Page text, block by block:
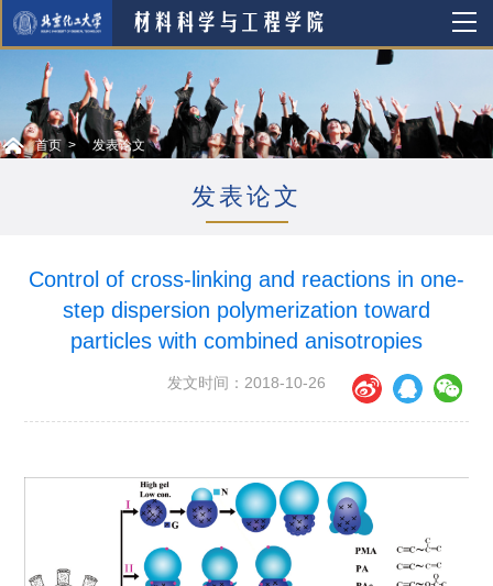
首页 发表论文
发表论文
Control of cross-linking and reactions in one-
step dispersion polymerization toward
particles with combined anisotropies
发文时间：2018-10-26